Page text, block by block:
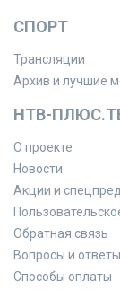
СПОРТ
Трансляции
Архив и лучшие
НТВ-
О проекте
Новости
Акции и
Обратная связь
Вопросы и ответы
Способы оплаты